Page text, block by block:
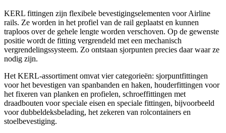
KERL fittingen zijn flexibele bevestigingselementen voor Airline
rails. Ze worden in het profiel van de rail geplaatst en kunnen
traploos over de gehele lengte worden verschoven. Op de gewenste
positie wordt de fitting vergrendeld met een mechanisch
vergrendelingssysteem. Zo ontstaan sjorpunten precies daar waar ze
nodig zijn.
Het KERL-assortiment omvat vier categorieën: sjorpuntfittingen
voor het bevestigen van spanbanden en haken, houderfittingen voor
het fixeren van planken en profielen, schroeffittingen met
draadbouten voor speciale eisen en speciale fittingen, bijvoorbeeld
voor dubbeldeksbelading, het zekeren van rolcontainers en
stoelbevestiging.